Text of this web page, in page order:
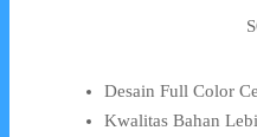
Desain Full Color
Kwalitas Bahan